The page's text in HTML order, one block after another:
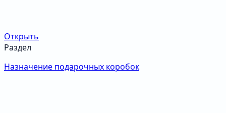
Открыть
Раздел
Назначение подарочных коробок